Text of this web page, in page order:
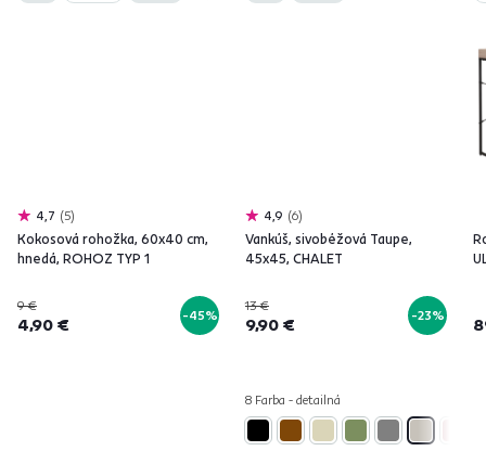
4,7 5
Kokosová rohožka, 60x40 cm,
hnedá, ROHOZ TYP 1
9 €
4,90 € -45%
4,9 6
Vankúš, sivobéžová Taupe,
45x45, CHALET
13 €
9,90 € -23%
8 Farba - detailná